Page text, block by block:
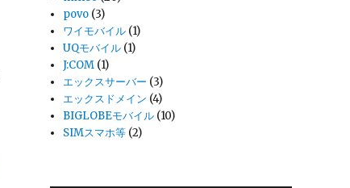
povo (3)
ワイモバイル (1)
UQモバイル (1)
J:COM (1)
エックスサーバー (3)
エックスドメイン (4)
BIGLOBEモバイル (10)
SIMスマホ等 (2)